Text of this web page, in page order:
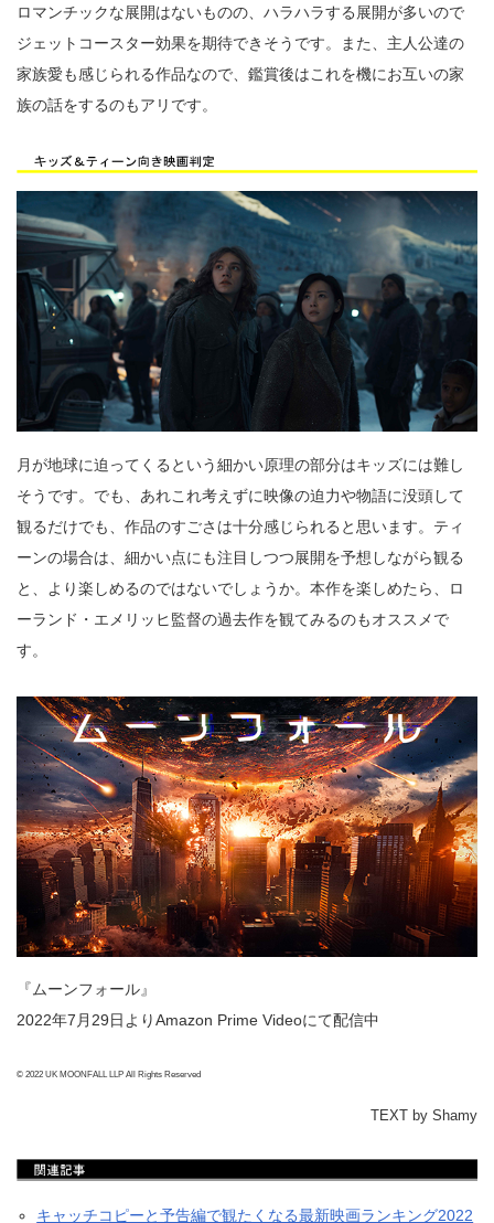
ロマンチックな展開はないものの、ハラハラする展開が多いので
ジェットコースター効果を期待できそうです。また、主人公達の
家族愛も感じられる作品なので、鑑賞後はこれを機にお互いの家
族の話をするのもアリです。
月が地球に迫ってくるという細かい原理の部分はキッズには難し
そうです。でも、あれこれ考えずに映像の迫力や物語に没頭して
観るだけでも、作品のすごさは十分感じられると思います。ティ
ーンの場合は、細かい点にも注目しつつ展開を予想しながら観る
と、より楽しめるのではないでしょうか。本作を楽しめたら、ロ
ーランド・エメリッヒ監督の過去作を観てみるのもオススメで
す。
『ムーンフォール』
2022年7月29日よりAmazon Prime Videoにて配信中
© 2022 UK MOONFALL LLP All Rights Reserved
TEXT by Shamy
キャッチコピーと予告編で観たくなる最新映画ランキング2022